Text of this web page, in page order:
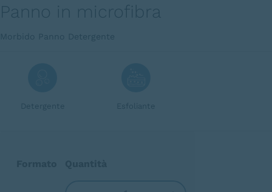
Panno in microfibra
Morbido Panno Detergente
Detergente Esfoliante